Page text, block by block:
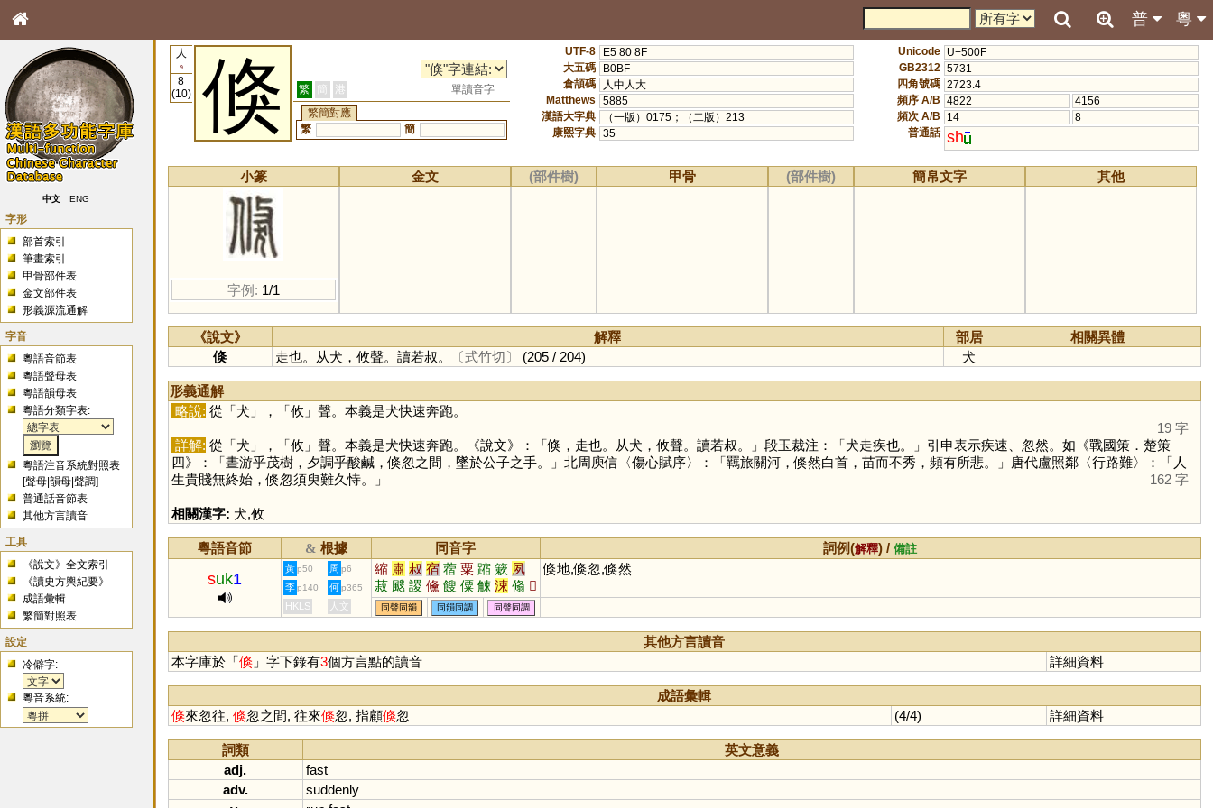
粵
普
中文 ENG
字形
部首索引
筆畫索引
甲骨部件表
金文部件表
形義源流通解
字音
粵語音節表
粵語聲母表
粵語韻母表
粵語分類字表:
粵語注音系統對照表
[聲母 |韻母 |聲調]
普通話音節表
其他方言讀音
工具
《說文》全文索引
《讀史方輿紀要》
成語彙輯
繁簡對照表
設定
冷僻字:
粵音系統:
人
9
8
(10)
倏 繁 簡 港
單讀音字
繁簡對應
繁
簡
UTF-8
E5 80 8F
大五碼
B0BF
倉頡碼
人中人大
Matthews
5885
漢語大字典
（一版）0175；（二版）213
康熙字典 35
Unicode U+500F
GB2312 5731
四角號碼 2723.4
頻序 A/B 4822
4156
頻次 A/B
14
8
普通話 sh
小篆
字例: 1/1
金文 (部件樹) 甲骨 (部件樹) 簡帛文字 其他
《說文》 解釋 部居
相關異體
倏
走也。从犬，攸聲。讀若叔。 〔式竹切〕 (205 / 204) 犬
形義通解
略說: 從「犬 」，「攸 」聲。本義是犬快速奔跑。
19 字
詳解: 從「犬 」，「攸 」聲。本義是犬快速奔跑。《說文》：「倏，走也。从犬，攸聲。讀若叔。」段玉裁注：「犬走疾也。」引申表示疾速、忽然。如《戰國策．楚策
四》：「晝游乎茂樹，夕調乎酸鹹，倏忽之間，墜於公子之手。」北周庾信〈傷心賦序〉：「羈旅關河，倏然白首，苗而不秀，頻有所悲。」唐代盧照鄰〈行路難〉：「人
生貴賤無終始，倏忽須臾難久恃。」
162 字
相關漢字: 犬,攸
粵語音節 & 根據 同音字 詞例(解釋) /備註
suk1
黃 p50 周 p6 縮 肅 叔 宿 蓿 粟 蹜 簌 夙
菽 颼 謖 儵 餿 僳 觫 涑 翛 𡖊
棴 鎪 蔌 洬 餗 鷫 鱐 驌 玊
摍 鮛 橚 憟 焂 莤 跾 虪 鏼
襩 梀
倏地,倏忽,倏然
李 p140 何 p365
HKLS 人文 同聲同韻 同韻同調 同聲同調
其他方言讀音
本字庫於「倏」字下錄有3個方言點的讀音 詳細資料
成語彙輯
倏來忽往, 倏忽之間, 往來倏忽, 指顧倏忽 (4/4) 詳細資料
詞類
英文意義
adj.
fast
adv.
suddenly